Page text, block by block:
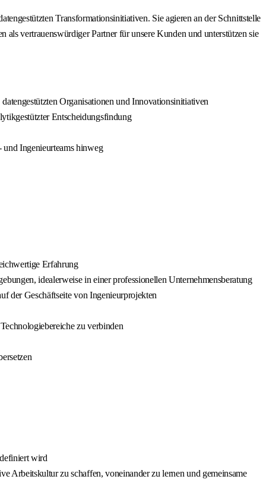
Transformationsinitiativen. Sie agieren an der Schnittstelle
vertrauenswürdiger Partner für unsere Kunden und unterstützen sie
Organisationen und Innovationsinitiativen
Entscheidungsfindung
und Ingenieurteams hinweg
Erfahrung
idealerweise in einer professionellen Unternehmensberatung
der Geschäftseite von Ingenieurprojekten
zu verbinden
wird
Arbeitskultur zu schaffen, voneinander zu lernen und gemeinsame